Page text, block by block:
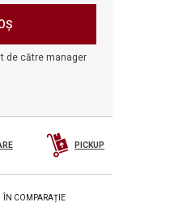
de către manager
PICKUP
ÎN COMPARAȚIE